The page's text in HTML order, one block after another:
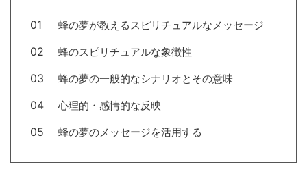
蜂の夢が教えるスピリチュアルなメッセージ
蜂のスピリチュアルな象徴性
蜂の夢の一般的なシナリオとその意味
心理的・感情的な反映
蜂の夢のメッセージを活用する